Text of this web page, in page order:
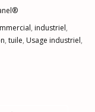
, industriel,
, tuile, Usage industriel,